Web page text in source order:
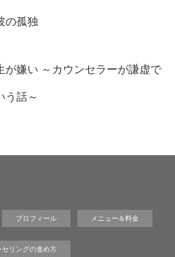
の孤独
が嫌い ～カウンセラーが謙虚で
う話～
プロフィール メニュー＆料金
セリングの進め方